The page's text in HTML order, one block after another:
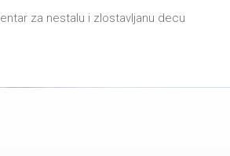
za nestalu i zlostavljanu decu